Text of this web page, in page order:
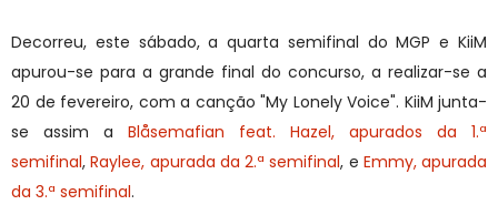
Decorreu, este sábado, a quarta semifinal do MGP e KiiM
apurou-se para a grande final do concurso, a realizar-se a
20 de fevereiro, com a canção "My Lonely Voice". KiiM junta-
se assim a Blåsemafian feat. Hazel, apurados da 1.ª
semifinal,Raylee, apurada da 2.ª semifinal, e Emmy, apurada
da 3.ª semifinal.